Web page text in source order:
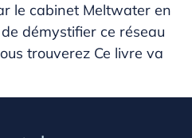
le cabinet Meltwater en
démystifier ce réseau
trouverez Ce livre va